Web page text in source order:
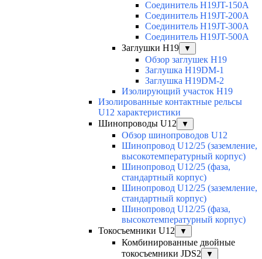
Соединитель H19JT-150A
Соединитель H19JT-200A
Соединитель H19JT-300A
Соединитель H19JT-500A
Заглушки H19
▼
Обзор заглушек H19
Заглушка H19DM-1
Заглушка H19DM-2
Изолирующий участок H19
Изолированные контактные рельсы
U12 характеристики
Шинопроводы U12
▼
Обзор шинопроводов U12
Шинопровод U12/25 (заземление,
высокотемпературный корпус)
Шинопровод U12/25 (фаза,
стандартный корпус)
Шинопровод U12/25 (заземление,
стандартный корпус)
Шинопровод U12/25 (фаза,
высокотемпературный корпус)
Токосъемники U12
▼
Комбинированные двойные
токосъемники JDS2
▼